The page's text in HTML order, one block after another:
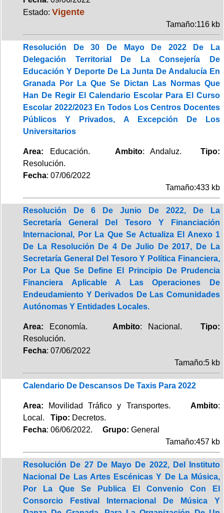
Estado: Vigente
Tamaño:116 kb
Resolución De 30 De Mayo De 2022 De La
Delegación Territorial De La Consejería De
Educación Y Deporte De La Junta De Andalucía En
Granada Por La Que Se Dictan Las Normas Que
Han De Regir El Calendario Escolar Para El Curso
Escolar 2022/2023 En Todos Los Centros Docentes
Públicos Y Privados, A Excepción De Los
Universitarios
Area: Educación. Ambito: Andaluz.Tipo:
Resolución.
Fecha: 07/06/2022
Tamaño:433 kb
Resolución De 6 De Junio De 2022, De La
Secretaría General Del Tesoro Y Financiación
Internacional, Por La Que Se Actualiza El Anexo 1
De La Resolución De 4 De Julio De 2017, De La
Secretaría General Del Tesoro Y Política Financiera,
Por La Que Se Define El Principio De Prudencia
Financiera Aplicable A Las Operaciones De
Endeudamiento Y Derivados De Las Comunidades
Autónomas Y Entidades Locales.
Area: Economía. Ambito: Nacional.Tipo:
Resolución.
Fecha: 07/06/2022
Tamaño:5 kb
Calendario De Descansos De Taxis Para 2022
Area: Movilidad Tráfico y Transportes. Ambito:
Local. Tipo: Decretos.
Fecha: 06/06/2022. Grupo: General
Tamaño:457 kb
Resolución De 27 De Mayo De 2022, Del Instituto
Nacional De Las Artes Escénicas Y De La Música,
Por La Que Se Publica El Convenio Con El
Consorcio Festival Internacional De Música Y